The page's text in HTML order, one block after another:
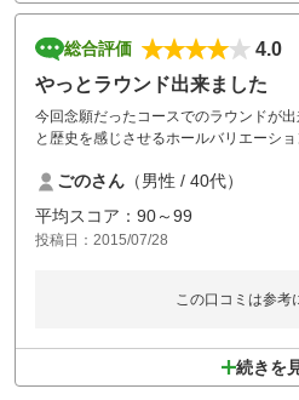
総合評価
4.0
やっとラウンド出来ました
今回念願だったコースでのラウンドが
と歴史を感じさせるホールバリエーシ
が不十分な所があったので…その点以
ごのさん （男性 / 40代）
平均スコア：90～99
投稿日：2015/07/28
この口コミは参考
続きを